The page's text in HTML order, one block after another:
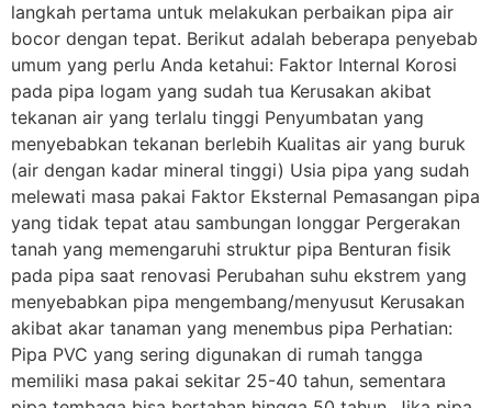
langkah pertama untuk melakukan perbaikan pipa air
bocor dengan tepat. Berikut adalah beberapa penyebab
umum yang perlu Anda ketahui: Faktor Internal Korosi
pada pipa logam yang sudah tua Kerusakan akibat
tekanan air yang terlalu tinggi Penyumbatan yang
menyebabkan tekanan berlebih Kualitas air yang buruk
(air dengan kadar mineral tinggi) Usia pipa yang sudah
melewati masa pakai Faktor Eksternal Pemasangan pipa
yang tidak tepat atau sambungan longgar Pergerakan
tanah yang memengaruhi struktur pipa Benturan fisik
pada pipa saat renovasi Perubahan suhu ekstrem yang
menyebabkan pipa mengembang/menyusut Kerusakan
akibat akar tanaman yang menembus pipa Perhatian:
Pipa PVC yang sering digunakan di rumah tangga
memiliki masa pakai sekitar 25-40 tahun, sementara